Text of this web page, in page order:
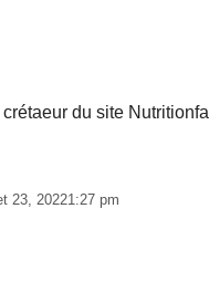
crétaeur du site
23, 20221:27 pm